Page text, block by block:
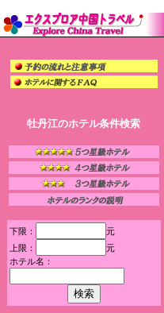
牡丹江のホテル条件検索
下限：
元
上限：
元
ホテル名：